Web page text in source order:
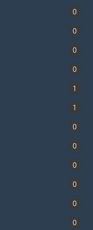
0
0
0
0
1
1
0
0
0
0
0
0